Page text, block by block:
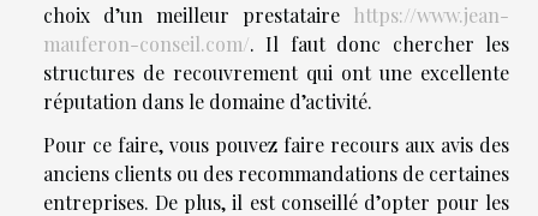
choix d’un meilleur prestataire https://www.jean-
mauferon-conseil.com/. Il faut donc chercher les
structures de recouvrement qui ont une excellente
réputation dans le domaine d’activité.
Pour ce faire, vous pouvez faire recours aux avis des
anciens clients ou des recommandations de certaines
entreprises. De plus, il est conseillé d’opter pour les